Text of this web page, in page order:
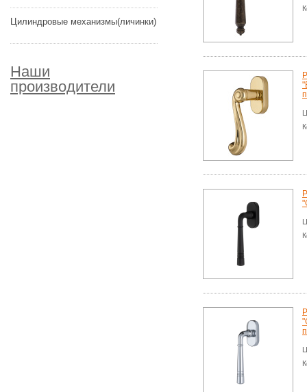
Цилиндровые механизмы(личинки)
Наши
производители